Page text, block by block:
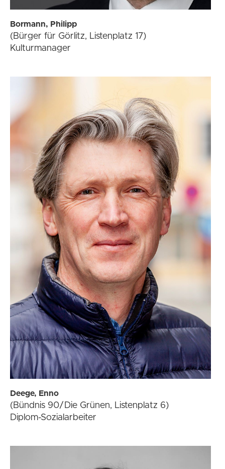
Bormann, Philipp
(Bürger für Görlitz, Listenplatz 17)
Kulturmanager
Deege, Enno
(Bündnis 90/Die Grünen, Listenplatz 6)
Diplom-Sozialarbeiter